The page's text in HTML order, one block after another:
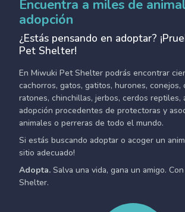
Encuentra a miles de
adopción
¿Estás pensando en adoptar?
Pet Shelter!
En Miwuki Pet Shelter podrás encontrar
cachorros, gatos, gatitos, hurones, conejos,
ratones, chinchillas, jerbos, cerdos reptiles,
adopción procedentes de protectoras y
animales o perreras de todo el mundo.
Si estás buscando adoptar o acoger un
sitio adecuado!
Adopta. Salva una vida, gana un amigo.
Shelter.